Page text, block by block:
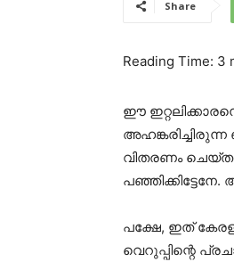
Share
Reading Time: 3
ഈ
വിതരണം ചെയ്ത
പക്ഷേ, ഇത്
വെറുപ്പിന്റെ